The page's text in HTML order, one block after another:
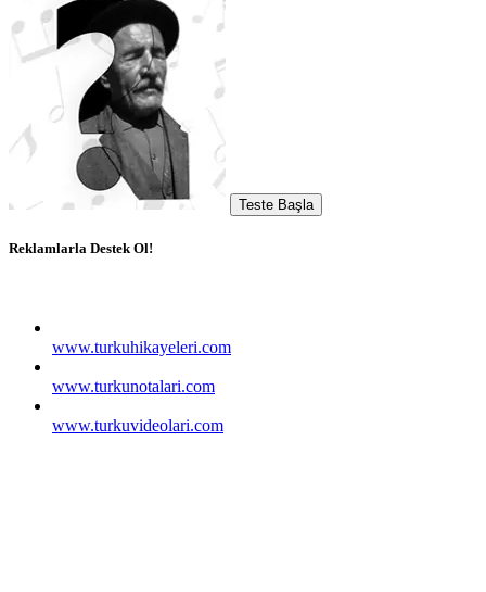
Teste Başla
Reklamlarla Destek Ol!
www.turkuhikayeleri.com
www.turkunotalari.com
www.turkuvideolari.com